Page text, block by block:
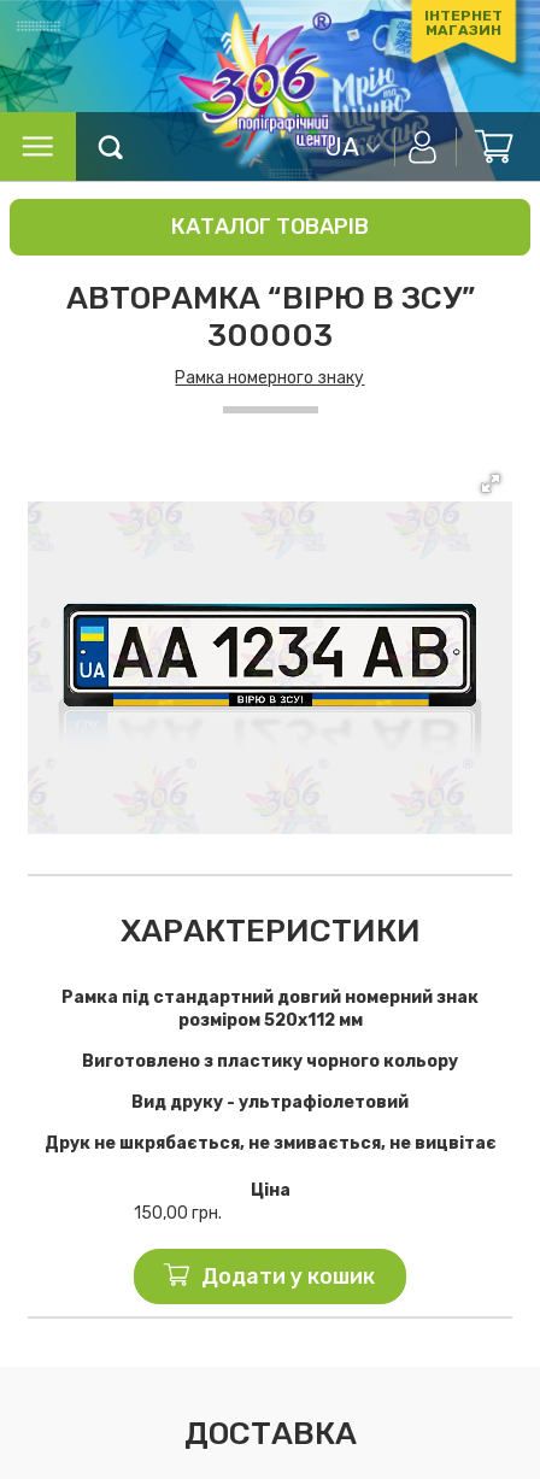
ІНТЕРНЕТ
МАГАЗИН
UA
КАТАЛОГ ТОВАРІВ
АВТОРАМКА “ВІРЮ В ЗСУ”
300003
Рамка номерного знаку
ХАРАКТЕРИСТИКИ
Рамка під стандартний довгий номерний знак
розміром 520х112 мм
Виготовлено з пластику чорного кольору
Вид друку - ультрафіолетовий
Друк не шкрябається, не змивається, не вицвітає
Ціна
150,00 грн.
Додати у кошик
ДОСТАВКА